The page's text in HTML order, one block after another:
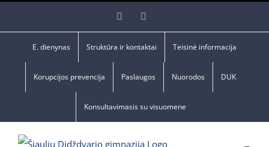
Facebook
E. dienynas Struktūra ir kontaktai Teisinė informacija
Korupcijos prevencija Paslaugos Nuorodos DUK
Konsultavimasis su visuomene